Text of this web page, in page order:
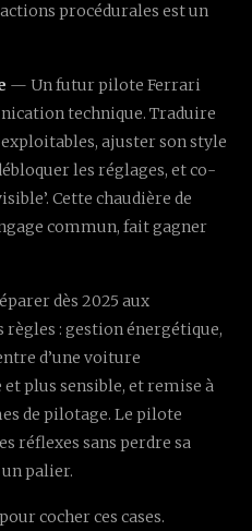
procédurales est un
— Un futur pilote Ferrari
technique. Traduire
ajuster son style
les réglages, et co-
Cette chaudière de
commun, fait gagner
dès 2025 aux
: gestion énergétique,
d’une voiture
plus sensible, et remise à
de pilotage. Le pilote
réflexes sans perdre sa
palier.
cocher ces cases.